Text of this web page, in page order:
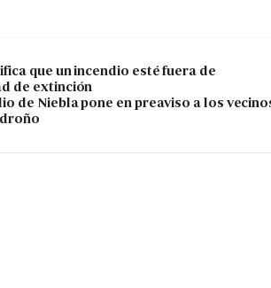
que un incendio esté fuera de
de extinción
de Niebla pone en preaviso a los